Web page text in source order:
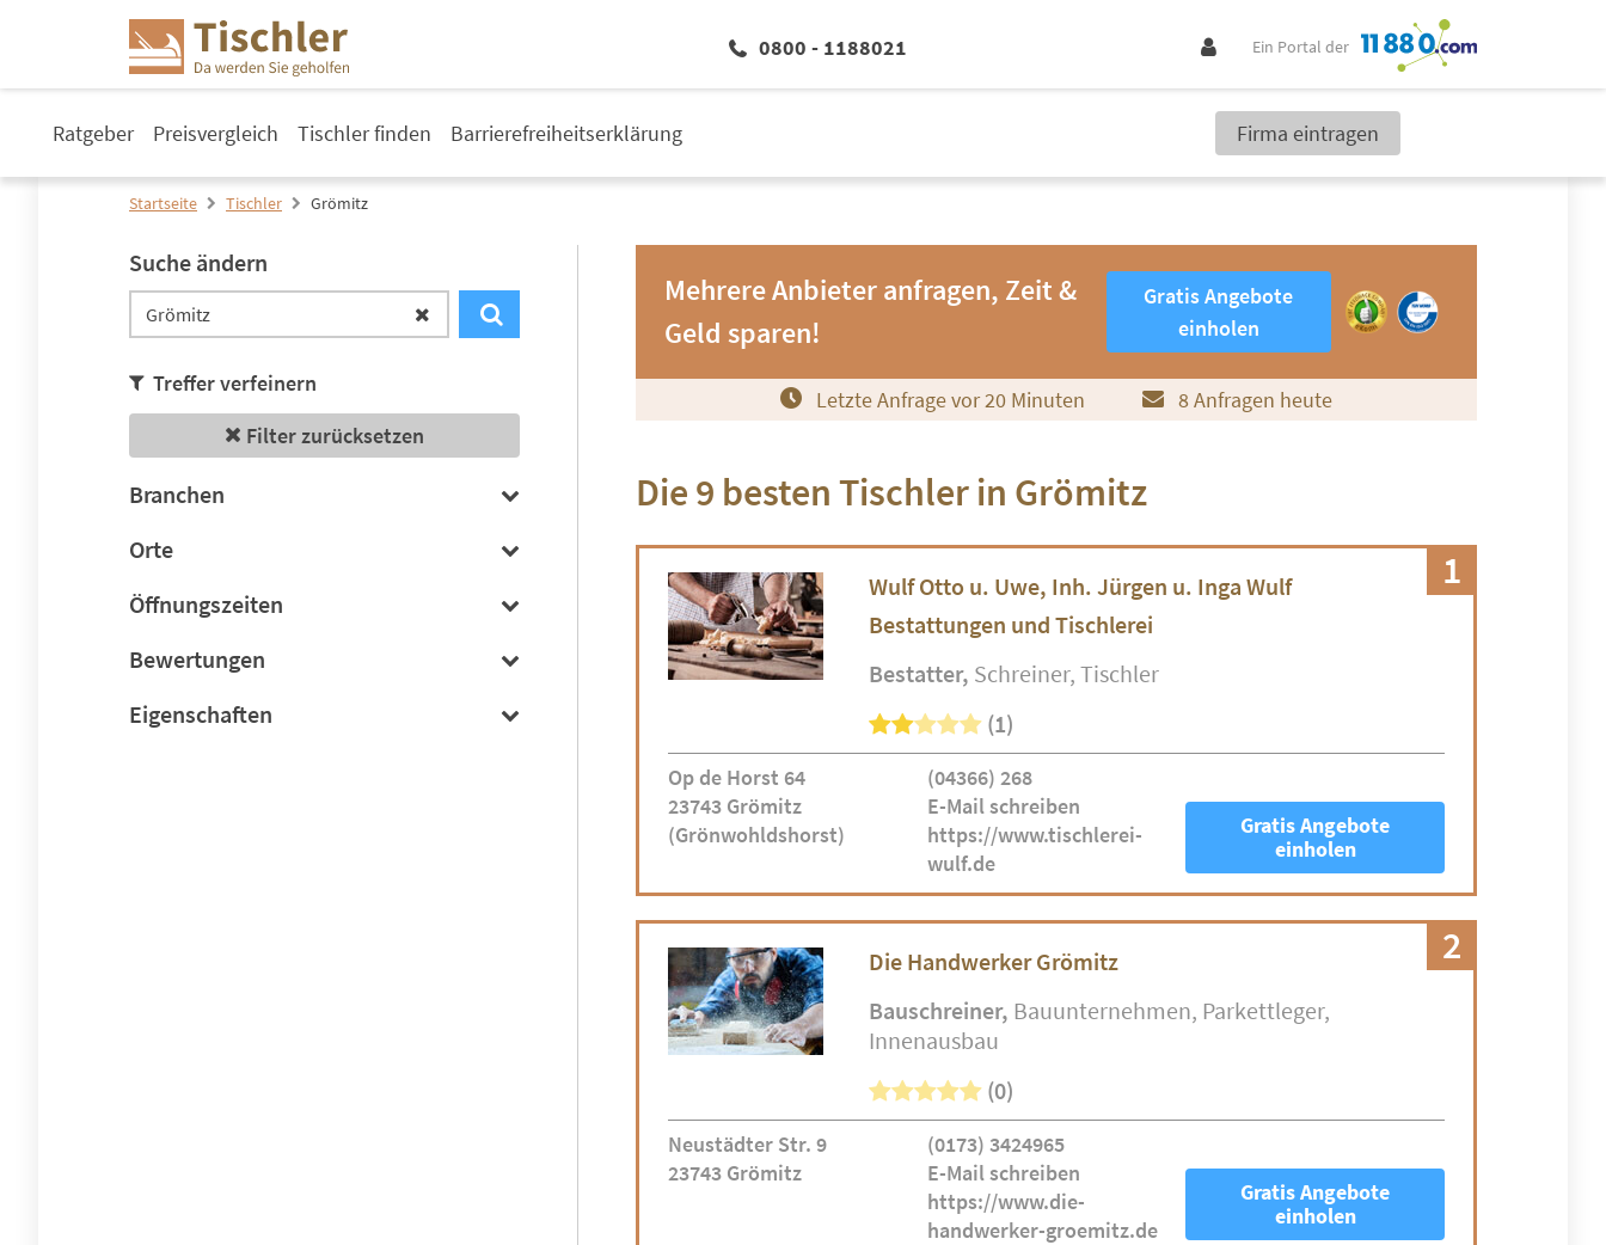
0800 - 1188021 Ein Portal der
Ratgeber Preisvergleich Tischler finden Barrierefreiheitserklärung Firma eintragen
Startseite Tischler Grömitz
Suche ändern
Treffer verfeinern
Filter zurücksetzen
Branchen
Orte
Öffnungszeiten
Bewertungen
Eigenschaften
Mehrere Anbieter anfragen, Zeit &
Geld sparen!
Gratis Angebote
einholen
Letzte Anfrage vor20 Minuten 8 Anfragen heute
Die 9 besten Tischler in Grömitz
1
Wulf Otto u. Uwe, Inh. Jürgen u. Inga Wulf
Bestattungen und Tischlerei
Bestatter Schreiner Tischler
(1)
Op de Horst 64
23743 Grömitz
(Grönwohldshorst)
(04366) 268
E-Mail schreiben
https://www.tischlerei-
wulf.de
Gratis Angebote
einholen
2
Die Handwerker Grömitz
Bauschreiner Bauunternehmen Parkettleger
Innenausbau
(0)
Neustädter Str. 9
23743 Grömitz
(0173) 3424965
E-Mail schreiben
https://www.die-
handwerker-groemitz.de
Gratis Angebote
einholen